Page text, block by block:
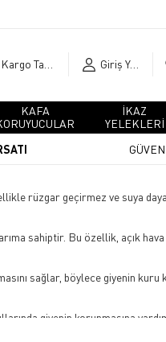
Giriş Yap
KAFA
İKAZ
YELEKLERİ
rüzgar geçirmez ve suya
sahiptir. Bu özellik, açık
sağlar, böylece giyenin kuru
giyenin korunmasına